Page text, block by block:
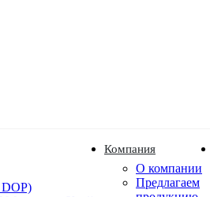
Компания
О компании
Предлагаем